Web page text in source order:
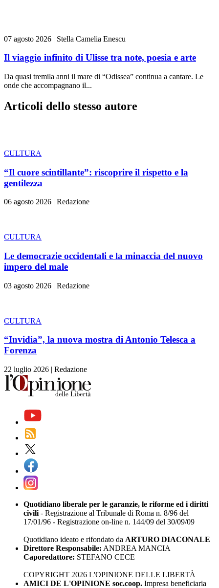
07 agosto 2026 | Stella Camelia Enescu
Il viaggio infinito di Ulisse tra note, poesia e arte
Da quasi tremila anni il mare di “Odissea” continua a cantare. Le
onde che accompagnano il...
Articoli dello stesso autore
CULTURA
“Il cuore scintillante”: riscoprire il rispetto e la
gentilezza
06 agosto 2026 | Redazione
CULTURA
Le democrazie occidentali e la minaccia del nuovo
impero del male
03 agosto 2026 | Redazione
CULTURA
“Invidia”, la nuova mostra di Antonio Telesca a
Forenza
22 luglio 2026 | Redazione
Quotidiano liberale per le garanzie, le riforme ed i diritti
civili - Registrazione al Tribunale di Roma n. 8/96 del
17/01/96 - Registrazione on-line n. 144/09 del 30/09/09
Quotidiano ideato e rifondato da ARTURO DIACONALE
Direttore Responsabile: ANDREA MANCIA
Caporedattore: STEFANO CECE
COPYRIGHT 2026 L'OPINIONE DELLE LIBERTÀ
AMICI DE L'OPINIONE soc.coop. Impresa beneficiaria